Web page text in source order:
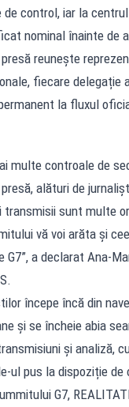
control, iar la
nominal înainte de
reunește
fiecare delegație
la fluxul
multe controale de
alături de
sunt multe
vă voi arăta și
G7”, a declarat Ana-
începe încă din
și se încheie abia
și analiză,
ul pus la dispoziție de
G7,